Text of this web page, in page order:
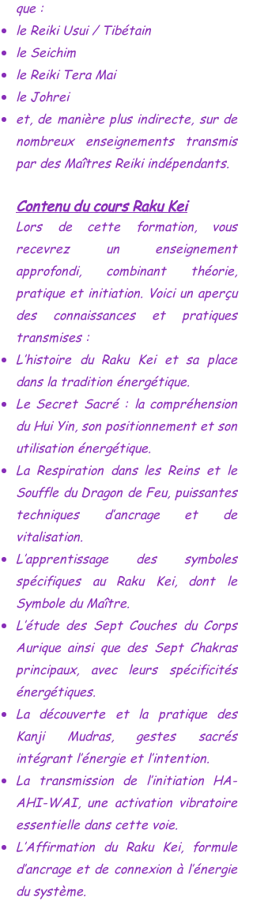
que :
le Reiki Usui / Tibétain
le Seichim
le Reiki Tera Mai
le Johrei
et, de manière plus indirecte, sur de
nombreux enseignements transmis
par des Maîtres Reiki indépendants.
Contenu du cours Raku Kei
Lors de cette formation, vous
recevrez un enseignement
approfondi, combinant théorie,
pratique et initiation. Voici un aperçu
des connaissances et pratiques
transmises :
L’histoire du Raku Kei et sa place
dans la tradition énergétique.
Le Secret Sacré : la compréhension
du Hui Yin, son positionnement et son
utilisation énergétique.
La Respiration dans les Reins et le
Souffle du Dragon de Feu, puissantes
techniques d’ancrage et de
vitalisation.
L’apprentissage des symboles
spécifiques au Raku Kei, dont le
Symbole du Maître.
L’étude des Sept Couches du Corps
Aurique ainsi que des Sept Chakras
principaux, avec leurs spécificités
énergétiques.
La découverte et la pratique des
Kanji Mudras, gestes sacrés
intégrant l’énergie et l’intention.
La transmission de l’initiation HA-
AHI-WAI, une activation vibratoire
essentielle dans cette voie.
L’Affirmation du Raku Kei, formule
d’ancrage et de connexion à l’énergie
du système.